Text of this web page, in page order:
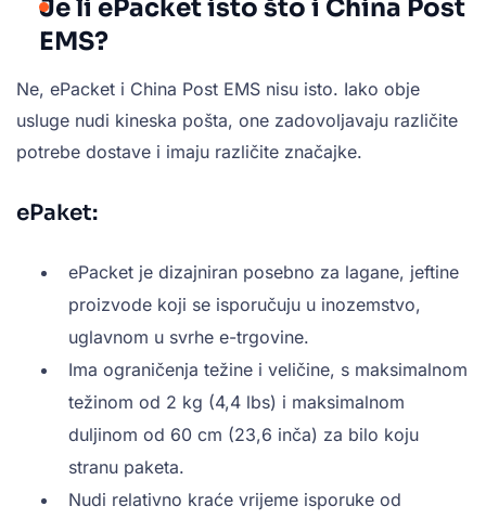
Je li ePacket isto što i China Post
EMS?
Ne, ePacket i China Post EMS nisu isto. Iako obje
usluge nudi kineska pošta, one zadovoljavaju različite
potrebe dostave i imaju različite značajke.
ePaket:
ePacket je dizajniran posebno za lagane, jeftine
proizvode koji se isporučuju u inozemstvo,
uglavnom u svrhe e-trgovine.
Ima ograničenja težine i veličine, s maksimalnom
težinom od 2 kg (4,4 lbs) i maksimalnom
duljinom od 60 cm (23,6 inča) za bilo koju
stranu paketa.
Nudi relativno kraće vrijeme isporuke od